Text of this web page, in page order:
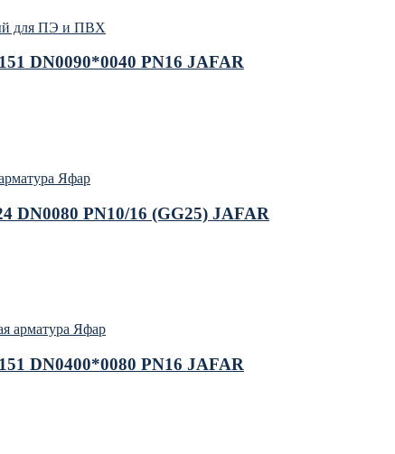
для ПЭ и ПВХ
DN0090*0040 PN16 JAFAR
Яфар
PN10/16 (GG25) JAFAR
арматура Яфар
DN0400*0080 PN16 JAFAR